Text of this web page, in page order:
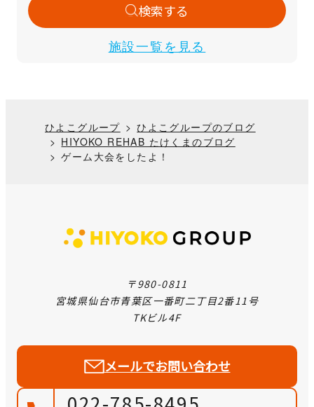
施設一覧を見る
検索する
ひよこグループ
ひよこグループのブログ
HIYOKO REHAB たけくまのブログ
ゲーム大会をしたよ！
〒980-0811
宮城県仙台市青葉区一番町二丁目2番11号
TKビル4F
メールでお問い合わせ